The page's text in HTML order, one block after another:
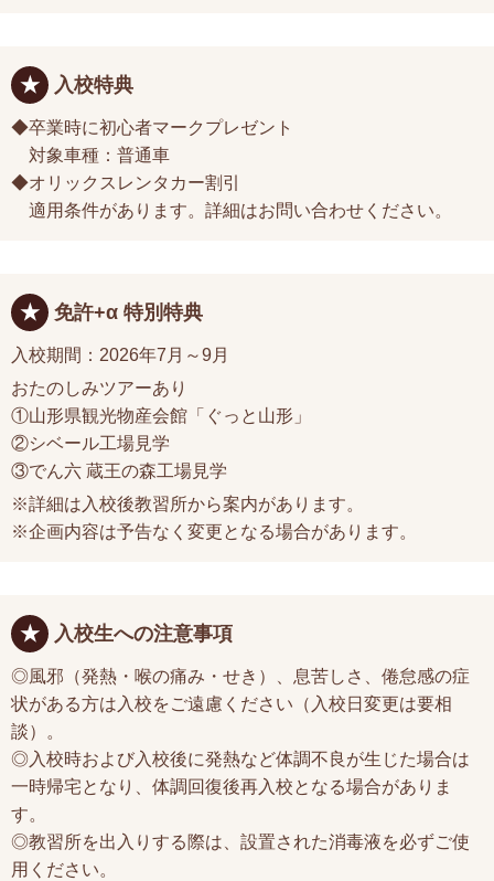
入校特典
◆卒業時に初心者マークプレゼント
対象車種：普通車
◆オリックスレンタカー割引
適用条件があります。詳細はお問い合わせください。
免許+α 特別特典
入校期間：2026年7月～9月
おたのしみツアーあり
①山形県観光物産会館「ぐっと山形」
②シベール工場見学
③でん六 蔵王の森工場見学
※詳細は入校後教習所から案内があります。
※企画内容は予告なく変更となる場合があります。
入校生への注意事項
◎風邪（発熱・喉の痛み・せき）、息苦しさ、倦怠感の症
状がある方は入校をご遠慮ください（入校日変更は要相
談）。
◎入校時および入校後に発熱など体調不良が生じた場合は
一時帰宅となり、体調回復後再入校となる場合がありま
す。
◎教習所を出入りする際は、設置された消毒液を必ずご使
用ください。